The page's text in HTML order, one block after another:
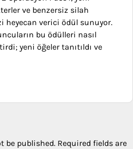
ve benzersiz silah
heyecan verici ödül sunuyor.
bu ödülleri nasıl
yeni öğeler tanıtıldı ve
be published. Required fields are